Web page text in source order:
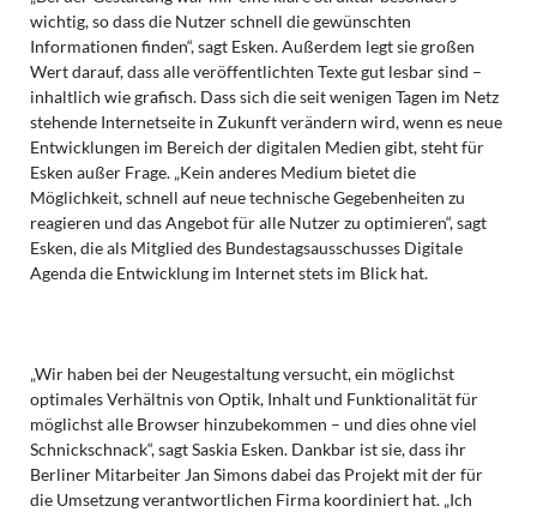
wichtig, so dass die Nutzer schnell die gewünschten
Informationen finden“, sagt Esken. Außerdem legt sie großen
Wert darauf, dass alle veröffentlichten Texte gut lesbar sind –
inhaltlich wie grafisch. Dass sich die seit wenigen Tagen im Netz
stehende Internetseite in Zukunft verändern wird, wenn es neue
Entwicklungen im Bereich der digitalen Medien gibt, steht für
Esken außer Frage. „Kein anderes Medium bietet die
Möglichkeit, schnell auf neue technische Gegebenheiten zu
reagieren und das Angebot für alle Nutzer zu optimieren“, sagt
Esken, die als Mitglied des Bundestagsausschusses Digitale
Agenda die Entwicklung im Internet stets im Blick hat.
„Wir haben bei der Neugestaltung versucht, ein möglichst
optimales Verhältnis von Optik, Inhalt und Funktionalität für
möglichst alle Browser hinzubekommen – und dies ohne viel
Schnickschnack“, sagt Saskia Esken. Dankbar ist sie, dass ihr
Berliner Mitarbeiter Jan Simons dabei das Projekt mit der für
die Umsetzung verantwortlichen Firma koordiniert hat. „Ich